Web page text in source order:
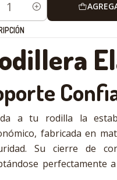
a tu rodilla la
fabricada en
Su cierre de
perfectamente